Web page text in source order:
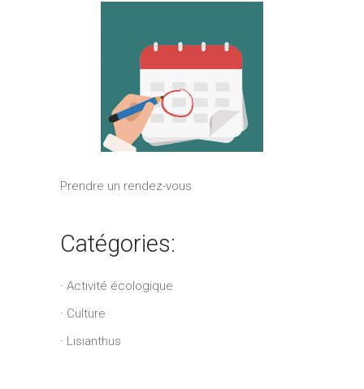
Prendre un rendez-vous
Catégories:
Activité écologique
Culture
Lisianthus